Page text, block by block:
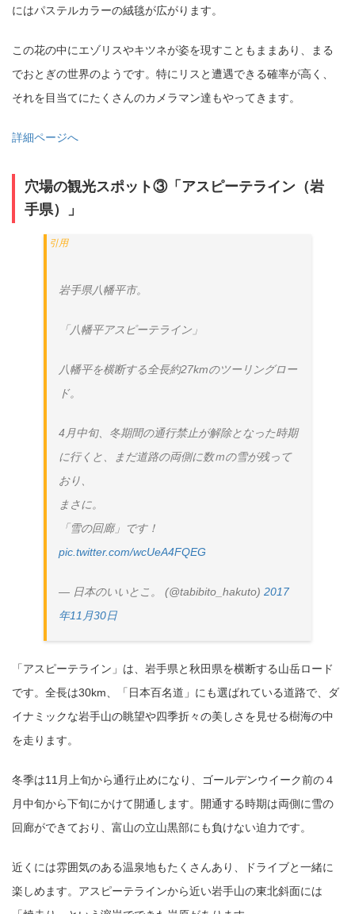
にはパステルカラーの絨毯が広がります。
この花の中にエゾリスやキツネが姿を現すこともままあり、まる
でおとぎの世界のようです。特にリスと遭遇できる確率が高く、
それを目当てにたくさんのカメラマン達もやってきます。
詳細ページへ
穴場の観光スポット③「アスピーテライン（岩
手県）」
岩手県八幡平市。
「八幡平アスピーテライン」
八幡平を横断する全長約27kmのツーリングロー
ド。
4月中旬、冬期間の通行禁止が解除となった時期
に行くと、まだ道路の両側に数ｍの雪が残って
おり、
まさに。
「雪の回廊」です！
pic.twitter.com/wcUeA4FQEG
— 日本のいいとこ。 (@tabibito_hakuto) 2017
年11月30日
「アスピーテライン」は、岩手県と秋田県を横断する山岳ロード
です。全長は30km、「日本百名道」にも選ばれている道路で、ダ
イナミックな岩手山の眺望や四季折々の美しさを見せる樹海の中
を走ります。
冬季は11月上旬から通行止めになり、ゴールデンウイーク前の４
月中旬から下旬にかけて開通します。開通する時期は両側に雪の
回廊ができており、富山の立山黒部にも負けない迫力です。
近くには雰囲気のある温泉地もたくさんあり、ドライブと一緒に
楽しめます。アスピーテラインから近い岩手山の東北斜面には